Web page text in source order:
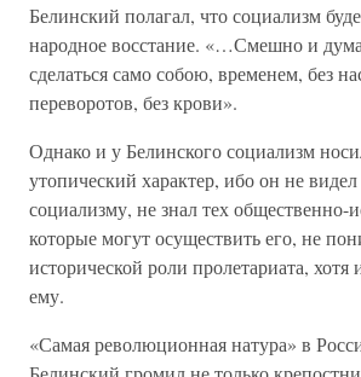
Белинский полагал, что социализм
народное восстание. «…Смешно и
сделаться само собою, временем, без
переворотов, без крови».
Однако и у Белинского социализм
утопический характер, ибо он не
социализму, не знал тех общественно-
которые могут осуществить его, не
исторической роли пролетариата, хотя
ему.
«Самая революционная натура» в